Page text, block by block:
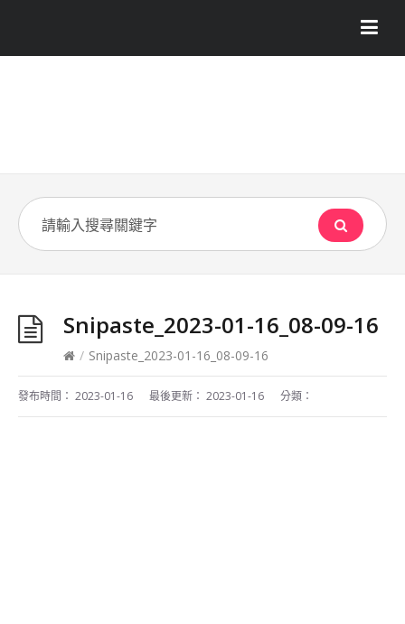
Snipaste_2023-01-16_08-09-16
/ Snipaste_2023-01-16_08-09-16
發布時間： 2023-01-16 最後更新： 2023-01-16 分類：